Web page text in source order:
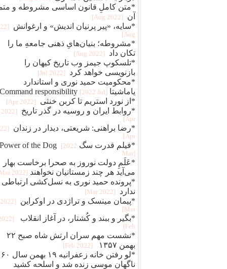
*متن کاملِ قانون اساسی مشروطه و
آن
[2022 Aug]
*سایه، «پیر پرنیان اندیش» و ارغوانش
Aug]
*مشروطه؛ بنیان‌هایِ ذهنی جامعهِ ما را
تکان داد
[2022 Aug]
*تلسکوپ جیمز وب تاریخ کیهان را
بازنویسی خواهد کرد
[2022 Jul]
*محکومیت حمید نوری و استاندارد
یاماشیتا Command responsibility [2022 Jul]
*از نورد استریم تا کربن خنثی [2022 Apr]
*روابط ایران و روسیه در گذر تاریخ
[2022
Apr]
*رضا براهنی: شریعتی، دیدار در زندان
Apr]
*فیلم قدرت سگ Power of the Dog [2022
Mar]
*عَلَمِ دولت نوروز به صحرا برخاست بهار
می‌آید هر چند زمستانیان نخواهند [2022 Mar]
*پرونده حمید نوری به نسل‌کشی ارتباطی
ندارد
[2022 Mar]
*پیمان مینسک و تراژدی در اوکراین
[2022
Mar]
*بگير و ببند و کُشتار، در آغاز انقلاب
Feb]
*نشست مهم سران ارتش شاه صبح ۲۲
بهمن ۱۳۵۷
[2022 Feb]
*لو رفتن خانه زعفرانیه ۱۹ بهمن سال ۶۰
ناگهان موسی زنده شد و اسلحه کشید